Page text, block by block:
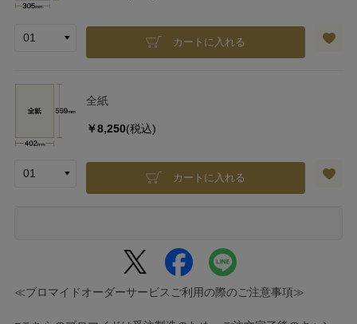
カートに入れる
全紙
￥8,250(税込)
カートに入れる
≪ブロマイドオーダーサービスご利用の際のご注意事項≫